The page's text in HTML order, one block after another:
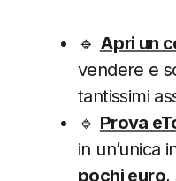
🔹 Apri un
vendere e
tantissimi
🔹 Prova
in un’unica
pochi euro,